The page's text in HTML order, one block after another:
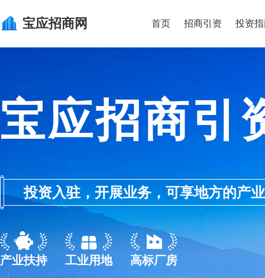
宝应招商网 首页 招商引资 投资
宝应招商引
投资入驻，开展业务，可享地方的产
产业扶持 工业用地 高标厂房